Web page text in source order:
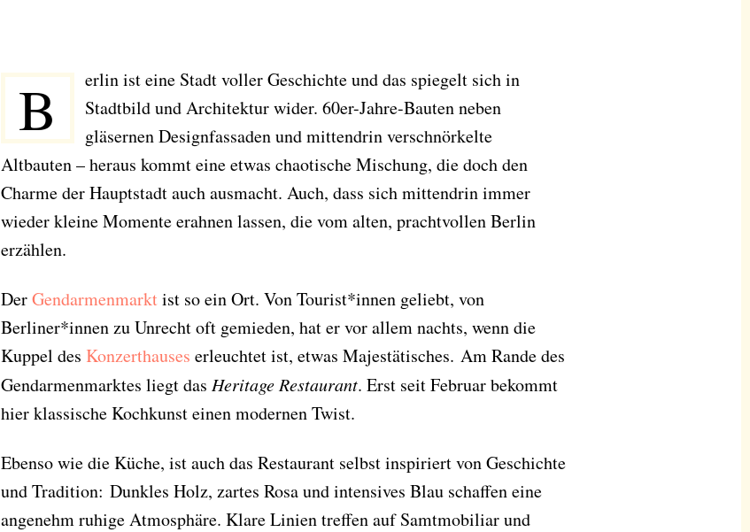
B
erlin ist eine Stadt voller Geschichte und das spiegelt sich in
Stadtbild und Architektur wider. 60er-Jahre-Bauten neben
gläsernen Designfassaden und mittendrin verschnörkelte
Altbauten – heraus kommt eine etwas chaotische Mischung, die doch den
Charme der Hauptstadt auch ausmacht. Auch, dass sich mittendrin immer
wieder kleine Momente erahnen lassen, die vom alten, prachtvollen Berlin
erzählen.
DerGendarmenmarktist so ein Ort. Von Tourist*innen geliebt, von
Berliner*innen zu Unrecht oft gemieden, hat er vor allem nachts, wenn die
Kuppel des Konzerthauses erleuchtet ist, etwas Majestätisches. Am Rande des
Gendarmenmarktes liegt das Heritage Restaurant. Erst seit Februar bekommt
hier klassische Kochkunst einen modernen Twist.
Ebenso wie die Küche, ist auch das Restaurant selbst inspiriert von Geschichte
und Tradition: Dunkles Holz, zartes Rosa und intensives Blau schaffen eine
angenehm ruhige Atmosphäre. Klare Linien treffen auf Samtmobiliar und